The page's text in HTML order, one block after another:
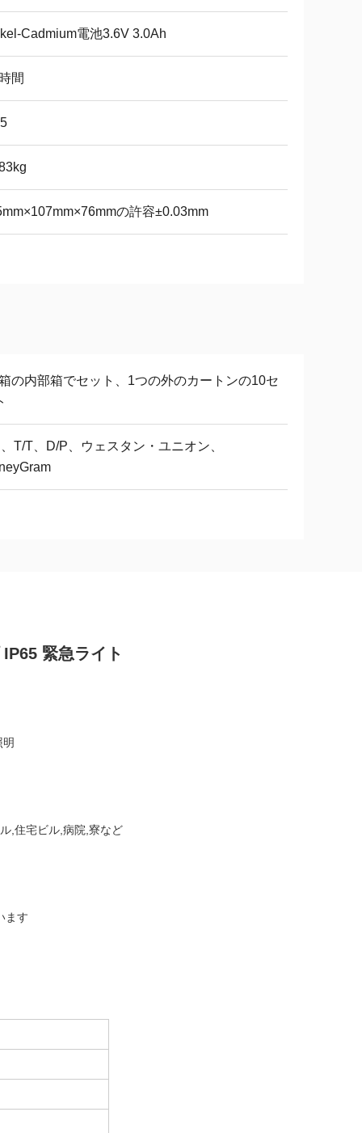
Cadmium電池3.6V 3.0Ah
間
の許容±0.03mm
の内部箱でセット、1つの外のカートンの10セ
T/T、D/P、ウェスタン・ユニオン、
緊急ライト
,住宅ビル,病院,寮など
ます